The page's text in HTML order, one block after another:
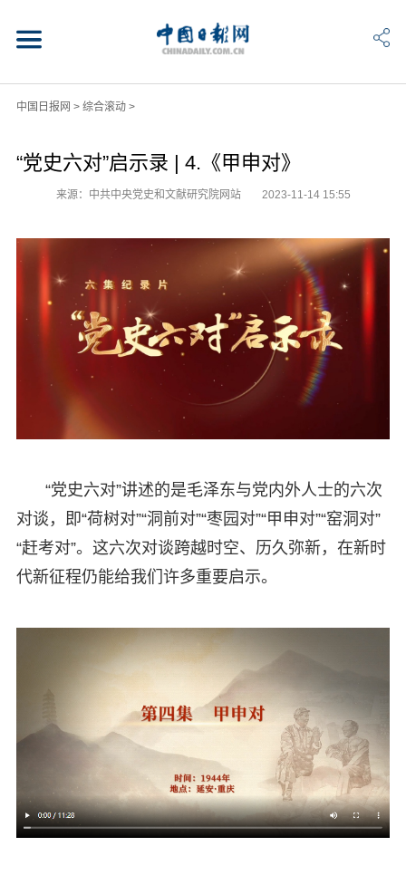
中国日报网 > 综合滚动>
“党史六对”启示录 | 4.《甲申对》
来源：中共中央党史和文献研究院网站 2023-11-14 15:55
“党史六对”讲述的是毛泽东与党内外人士的六次
对谈，即“荷树对”“洞前对”“枣园对”“甲申对”“窑洞对”
“赶考对”。这六次对谈跨越时空、历久弥新，在新时
代新征程仍能给我们许多重要启示。